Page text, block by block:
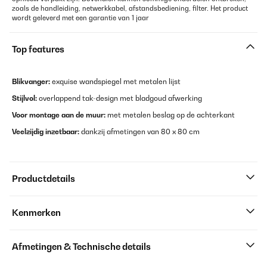
zoals de handleiding, netwerkkabel, afstandsbediening, filter. Het product
wordt geleverd met een garantie van 1 jaar
Top features
Blikvanger: exquise wandspiegel met metalen lijst
Stijlvol: overlappend tak-design met bladgoud afwerking
Voor montage aan de muur: met metalen beslag op de achterkant
Veelzijdig inzetbaar: dankzij afmetingen van 80 x 80 cm
Productdetails
Kenmerken
Afmetingen & Technische details